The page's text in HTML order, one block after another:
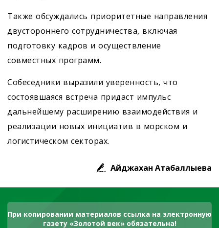
Также обсуждались приоритетные направления
двустороннего сотрудничества, включая
подготовку кадров и осуществление
совместных программ.
Собеседники выразили уверенность, что
состоявшаяся встреча придаст импульс
дальнейшему расширению взаимодействия и
реализации новых инициатив в морском и
логистическом секторах.
Айджахан Атабаллыева
При копировании материалов ссылка на электронную
газету «Золотой век» обязательна!